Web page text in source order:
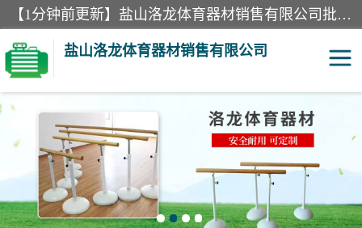
【1分钟前更新】盐山洛龙体育器材销售有限公司批量供应：300米障碍器材、400米障碍器材、部队训练器材、双杠、体操垫、舞蹈把杆等产品。盐山洛龙体育器材销售有限公司经过多年的发展，集研发，生产，销售，售后服务为一体. 奉行“质量，信誉，服务”的宗旨，以开拓创新的精神和真诚守信的态度积极进取。
盐山洛龙体育器材销售有限公司
单双杠 舞蹈把杆
400米障碍器材 体操垫
300米障碍器材 攀爬架